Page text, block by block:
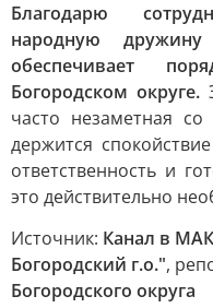
Благодарю
народную
обеспечивает
Богородском округе.
часто незаметная
держится
ответственность и
это действительно
Источник: Канал в
Богородский г.о.",
Богородского округа